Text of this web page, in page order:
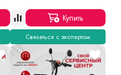
Купить
Связаться с экспертом